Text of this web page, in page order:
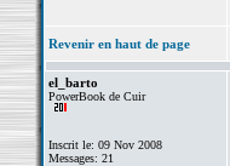
Revenir en haut de page
el_barto
PowerBook de Cuir
Inscrit le: 09 Nov 2008
Messages: 21